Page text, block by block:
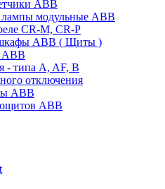
ABB
модульные ABB
CR-M, CR-P
ABB ( Щиты )
ABB
- типа A, AF, B
отключения
ABB
АВВ